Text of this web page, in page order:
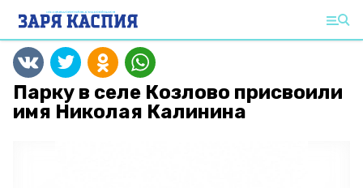
Парку в селе Козлово присвоили
имя Николая Калинина